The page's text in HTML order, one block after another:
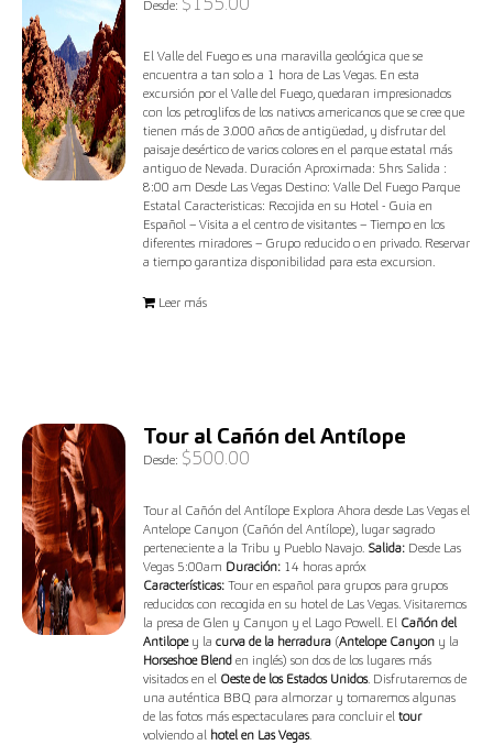
Desde:
El Valle del Fuego es una maravilla geológica que se
encuentra a tan solo a 1 hora de Las Vegas. En esta
excursión por el Valle del Fuego, quedaran impresionados
con los petroglifos de los nativos americanos que se cree que
tienen más de 3.000 años de antigüedad, y disfrutar del
paisaje desértico de varios colores en el parque estatal más
antiguo de Nevada. Duración Aproximada: 5hrs Salida :
8:00 am Desde Las Vegas Destino: Valle Del Fuego Parque
Estatal Caracteristicas: Recojida en su Hotel - Guia en
Español – Visita a el centro de visitantes – Tiempo en los
diferentes miradores – Grupo reducido o en privado. Reservar
a tiempo garantiza disponibilidad para esta excursion.
Leer más
Tour al Cañón del Antílope
Desde: $500.00
Tour al Cañón del Antílope Explora Ahora desde Las Vegas el
Antelope Canyon (Cañón del Antílope), lugar sagrado
perteneciente a la Tribu y Pueblo Navajo. Salida: Desde Las
Vegas 5:00am Duración: 14 horas apróx
Características:Tour en español para grupos para grupos
reducidos con recogida en su hotel de Las Vegas. Visitaremos
la presa de Glen y Canyon y el Lago Powell. El Cañón del
Antilopey lacurva de la herradura (Antelope Canyon y la
Horseshoe Blend en inglés) son dos de los lugares más
visitados en el Oeste de los Estados Unidos. Disfrutaremos de
una auténtica BBQ para almorzar y tomaremos algunas
de las fotos más espectaculares para concluir eltour
volviendo al hotel en Las Vegas.